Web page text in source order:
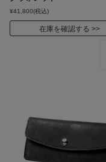
¥41,800(税込)
在庫を確認する